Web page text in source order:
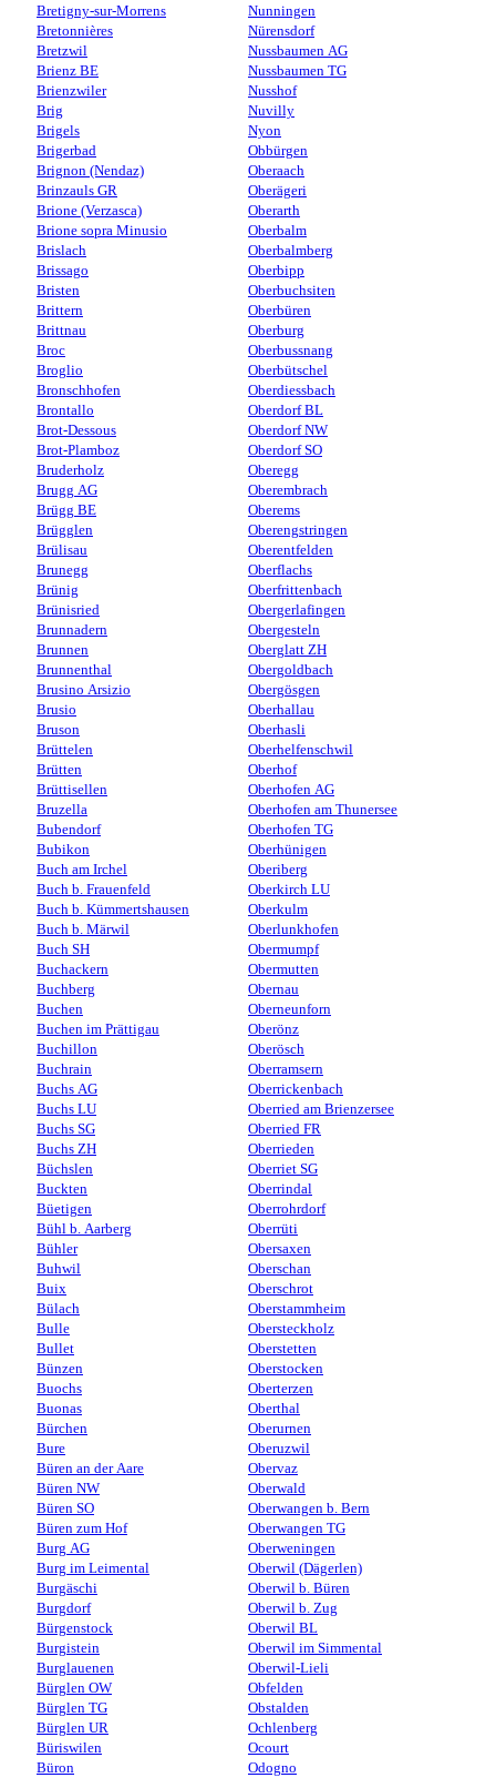
Bretigny-sur-Morrens
Bretonnières
Bretzwil
Brienz BE
Brienzwiler
Brig
Brigels
Brigerbad
Brignon (Nendaz)
Brinzauls GR
Brione (Verzasca)
Brione sopra Minusio
Brislach
Brissago
Bristen
Brittern
Brittnau
Broc
Broglio
Bronschhofen
Brontallo
Brot-Dessous
Brot-Plamboz
Bruderholz
Brugg AG
Brügg BE
Brügglen
Brülisau
Brunegg
Brünig
Brünisried
Brunnadern
Brunnen
Brunnenthal
Brusino Arsizio
Brusio
Bruson
Brüttelen
Brütten
Brüttisellen
Bruzella
Bubendorf
Bubikon
Buch am Irchel
Buch b. Frauenfeld
Buch b. Kümmertshausen
Buch b. Märwil
Buch SH
Buchackern
Buchberg
Buchen
Buchen im Prättigau
Buchillon
Buchrain
Buchs AG
Buchs LU
Buchs SG
Buchs ZH
Büchslen
Buckten
Büetigen
Bühl b. Aarberg
Bühler
Buhwil
Buix
Bülach
Bulle
Bullet
Bünzen
Buochs
Buonas
Bürchen
Bure
Büren an der Aare
Büren NW
Büren SO
Büren zum Hof
Burg AG
Burg im Leimental
Burgäschi
Burgdorf
Bürgenstock
Burgistein
Burglauenen
Bürglen OW
Bürglen TG
Bürglen UR
Büriswilen
Büron
Nunningen
Nürensdorf
Nussbaumen AG
Nussbaumen TG
Nusshof
Nuvilly
Nyon
Obbürgen
Oberaach
Oberägeri
Oberarth
Oberbalm
Oberbalmberg
Oberbipp
Oberbuchsiten
Oberbüren
Oberburg
Oberbussnang
Oberbütschel
Oberdiessbach
Oberdorf BL
Oberdorf NW
Oberdorf SO
Oberegg
Oberembrach
Oberems
Oberengstringen
Oberentfelden
Oberflachs
Oberfrittenbach
Obergerlafingen
Obergesteln
Oberglatt ZH
Obergoldbach
Obergösgen
Oberhallau
Oberhasli
Oberhelfenschwil
Oberhof
Oberhofen AG
Oberhofen am Thunersee
Oberhofen TG
Oberhünigen
Oberiberg
Oberkirch LU
Oberkulm
Oberlunkhofen
Obermumpf
Obermutten
Obernau
Oberneunforn
Oberönz
Oberösch
Oberramsern
Oberrickenbach
Oberried am Brienzersee
Oberried FR
Oberrieden
Oberriet SG
Oberrindal
Oberrohrdorf
Oberrüti
Obersaxen
Oberschan
Oberschrot
Oberstammheim
Obersteckholz
Oberstetten
Oberstocken
Oberterzen
Oberthal
Oberurnen
Oberuzwil
Obervaz
Oberwald
Oberwangen b. Bern
Oberwangen TG
Oberweningen
Oberwil (Dägerlen)
Oberwil b. Büren
Oberwil b. Zug
Oberwil BL
Oberwil im Simmental
Oberwil-Lieli
Obfelden
Obstalden
Ochlenberg
Ocourt
Odogno